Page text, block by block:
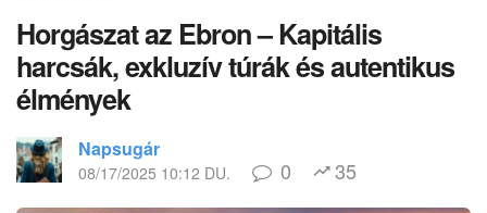
Horgászat az Ebron – Kapitális
harcsák, exkluzív túrák és autentikus
élmények
Napsugár
08/17/2025 10:12 DU. 0 35